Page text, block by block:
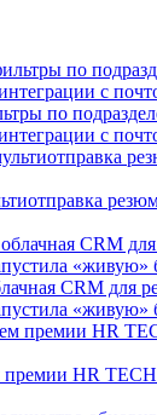
по
с
CRM для
«живую»
премии HR